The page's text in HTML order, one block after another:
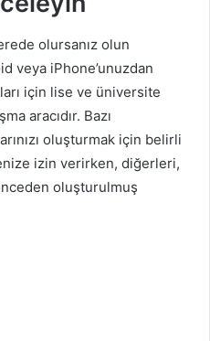
olursanız olun
veya iPhone’unuzdan
için lise ve üniversite
aracıdır. Bazı
oluşturmak için belirli
izin verirken, diğerleri,
oluşturulmuş